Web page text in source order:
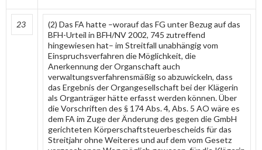
23
(2) Das FA hatte –worauf das FG unter Bezug auf das
BFH-Urteil in BFH/NV 2002, 745 zutreffend
hingewiesen hat– im Streitfall unabhängig vom
Einspruchsverfahren die Möglichkeit, die
Anerkennung der Organschaft auch
verwaltungsverfahrensmäßig so abzuwickeln, dass
das Ergebnis der Organgesellschaft bei der Klägerin
als Organträger hätte erfasst werden können. Über
die Vorschriften des § 174 Abs. 4, Abs. 5 AO wäre es
dem FA im Zuge der Änderung des gegen die GmbH
gerichteten Körperschaftsteuerbescheids für das
Streitjahr ohne Weiteres und auf dem vom Gesetz